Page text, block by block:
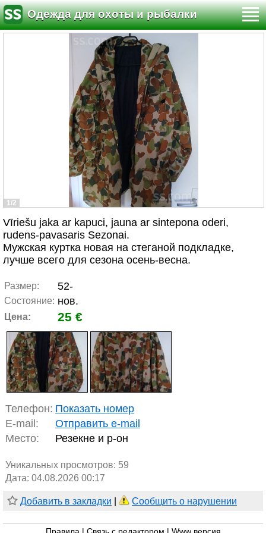
Одежда для охоты и рыбалки
1/2
Vīriešu jaka ar kapuci, jauna ar sintepona oderi,
rudens-pavasaris Sezonai.
Мужская куртка новая на стеганой подкладке,
лучше всего для сезона осень-весна.
Размер: 52-
Состояние: нов.
Цена: 25 €
Телефон: Показать номер
E-mail:
Отправить e-mail
Место:
Резекне и р-он
Уникальных просмотров: 59
Дата: 04.08.2026 00:17
Добавить в закладки Сообщить о нарушении